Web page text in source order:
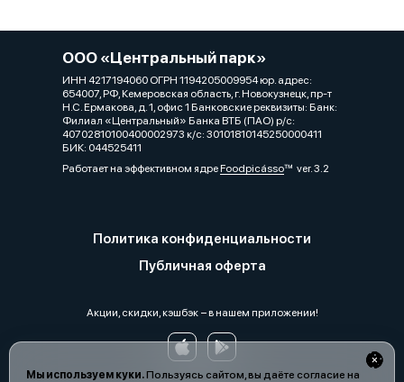
Мы используем куки.Пользуясь сайтом, вы даёте согласие на
ООО «Центральный парк»
ИНН 4217194060 ОГРН 1194205009954 юр. адрес:
654007, РФ, Кемеровская область, г. Новокузнецк, пр-т
Н.С. Ермакова, д. 1, офис 1 Банковские реквизиты: Банк:
Филиал «Центральный» Банка ВТБ (ПАО) р/с:
40702810100400002973 к/с: 30101810145250000411
БИК: 044525411
Работает на эффективном ядреFoodpicássover. 3.2
Политика конфиденциальности
Публичная оферта
Акции, скидки, кэшбэк − в нашем приложении!